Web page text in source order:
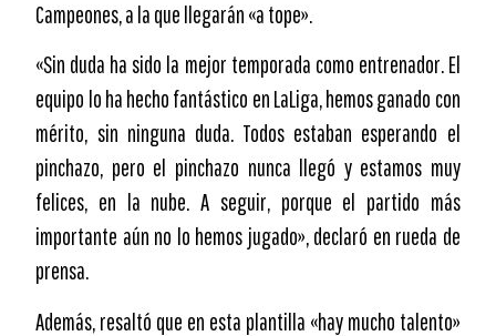
Campeones, a la que llegarán «a tope».
«Sin duda ha sido la mejor temporada como entrenador. El
equipo lo ha hecho fantástico en LaLiga, hemos ganado con
mérito, sin ninguna duda. Todos estaban esperando el
pinchazo, pero el pinchazo nunca llegó y estamos muy
felices, en la nube. A seguir, porque el partido más
importante aún no lo hemos jugado», declaró en rueda de
prensa.
Además, resaltó que en esta plantilla «hay mucho talento»